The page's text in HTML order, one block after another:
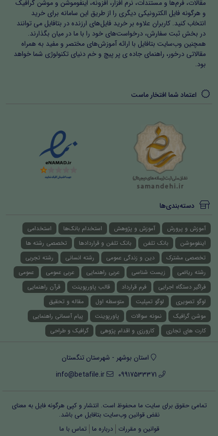
مقالات، فرم‌ها و مستندات، نرم افزار، افزونه، اینفوموشن و موشن گرافیک
و هرگونه فایل الکترونیکی دیگری را از طریق این سامانه برای خرید
انتخاب کنید. کاربران علاوه بر خرید فایل‌های ارزنده در بتافایل می توانند
در بخش ثبت سفارش، درخواست‌های خود را با ما در میان بگذارند.
همچنین وب‌سایت بتافایل با ارائه آموزش‌های مختصر و مفید به همراه
مقالاتی درخور، راهنمای جاده ی پر پیچ و خم دنیای تکنولوژی شما خواهد
بود.
اعتماد شما افتخار ماست
دسته‌بندی‌ها
آموزش و پرورش آموزش و پژوهش استخدام بانک‌ها
استخدامی
اینفوموشن
بانک تلفن بانک تلفن و قراردادها
تخصصی رشته ها
تخصصی مشترک
دین و زندگی عمومی رشته انسانی
رشته تجربی
رشته ریاضی
زیست شناسی عربی راهنمایی عربی عمومی
عمومی
فراگیر دستگاه اجرایی
فرم قرارداد قالب پاورپوینت
قرآن راهنمایی
لوگو تصویری
لوگو تمپلیت متوسطه اول
مقاله و تحقیق
موشن گرافیک
نمونه سوالات پاورپوینت
پیام آسمانی راهنمایی
کارت های تجاری
کارورزی و اقدام پژوهی گرافیک و طراحی
استان بوشهر - شهرستان تنگستان
09917533371
info@betafile.ir
تمامی حقوق برای سایت ما محفوظ است. انتشار و کپی هرگونه فایل‌ به معنای
نقض قوانین وب‌سایت بتافایل می باشد.
قوانین و مقررات درباره ما تماس با ما